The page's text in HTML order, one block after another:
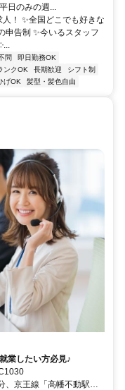
日のみの週...
！ ✨全国どこでも好きな
申告制 ✨今いるスタッフ
問
即日勤務OK
ンクOK 長期歓迎
シフト制
げOK 髪型・髪色自由
業したい方必見♪
京王線「高幡不動駅」